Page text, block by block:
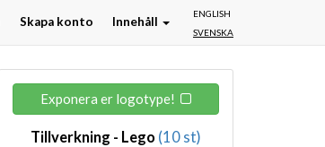
ENGLISH
SVENSKA
Skapa konto Innehåll
Exponera er logotype!
Tillverkning - Lego (10 st)